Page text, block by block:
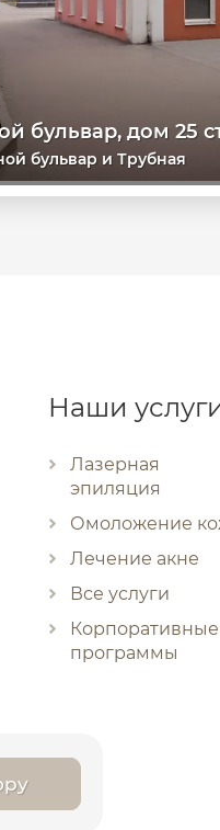
бульвар, дом 25
бульвар и Трубная
Наши
Лазерная
эпиляция
Омоложение
Лечение акне
Все услуги
Корпоративные
программы